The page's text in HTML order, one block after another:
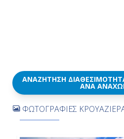
Σαν
ΑΝΑΖΉΤΗΣΗ
ΑΝΆ
ΦΩΤΟΓΡΑΦΙΕΣ